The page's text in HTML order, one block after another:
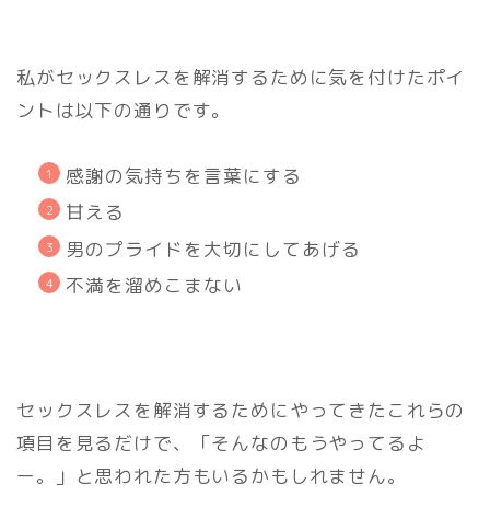
私がセックスレスを解消するために気を付けたポイ
ントは以下の通りです。
感謝の気持ちを言葉にする
甘える
男のプライドを大切にしてあげる
不満を溜めこまない
セックスレスを解消するためにやってきたこれらの
項目を見るだけで、「そんなのもうやってるよ
ー。」と思われた方もいるかもしれません。